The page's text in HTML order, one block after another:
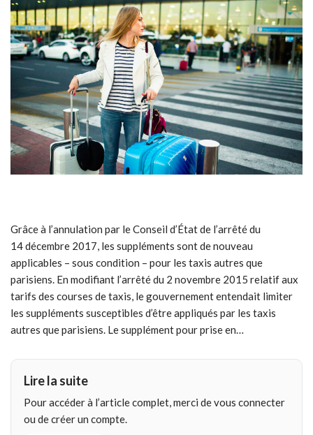
Grâce à l’annulation par le Conseil d’État de l’arrêté du
14 décembre 2017, les suppléments sont de nouveau
applicables – sous condition – pour les taxis autres que
parisiens. En modifiant l’arrêté du 2 novembre 2015 relatif aux
tarifs des courses de taxis, le gouvernement entendait limiter
les suppléments susceptibles d’être appliqués par les taxis
autres que parisiens. Le supplément pour prise en…
Lire la suite
Pour accéder à l’article complet, merci de vous connecter
ou de créer un compte.